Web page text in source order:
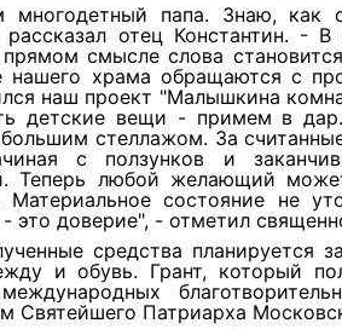
многодетный папа. Знаю, как
отец Константин. -
смысле слова
нашего храма обращаются с
наш проект "Малышкина
детские вещи - примем в
стеллажом. За
с ползунков и
Теперь любой желающий
Материальное состояние не
это доверие", - отметил
средства планируется
и обувь. Грант, который
Святейшего Патриарха